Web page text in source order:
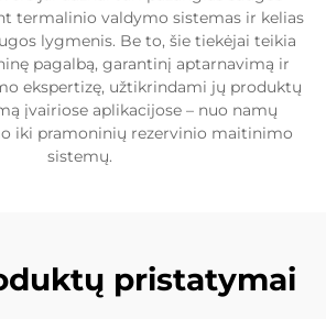
termalinio valdymo sistemas ir kelias
lygmenis. Be to, šie tiekėjai teikia
pagalbą, garantinį aptarnavimą ir
ekspertizę, užtikrindami jų produktų
įvairiose aplikacijose – nuo namų
iki pramoninių rezervinio maitinimo
sistemų.
pristatymai